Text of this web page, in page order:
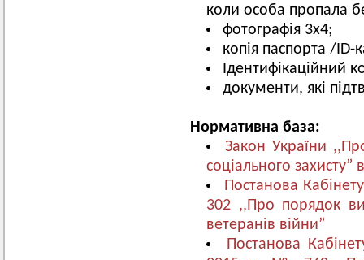
коли особа пропала
фотографія 3х4;
копія паспорта /ID-
Ідентифікаційний
документи, які
Нормативна база:
Закон України
соціального
Постанова
302 ,,Про порядок
ветеранів війни”
Постанова